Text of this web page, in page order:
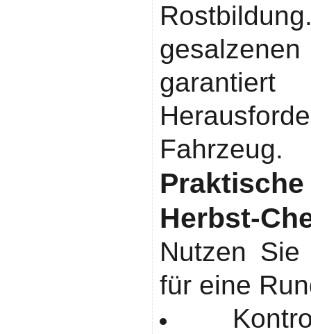
Fahrzeug.
Herbst-
Nutzen
für eine